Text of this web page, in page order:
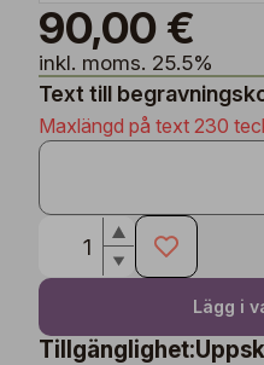
90,00 €
inkl. moms. 25.5%
Text till
Maxlängd på text 230
Lägg i
Tillgänglighet: